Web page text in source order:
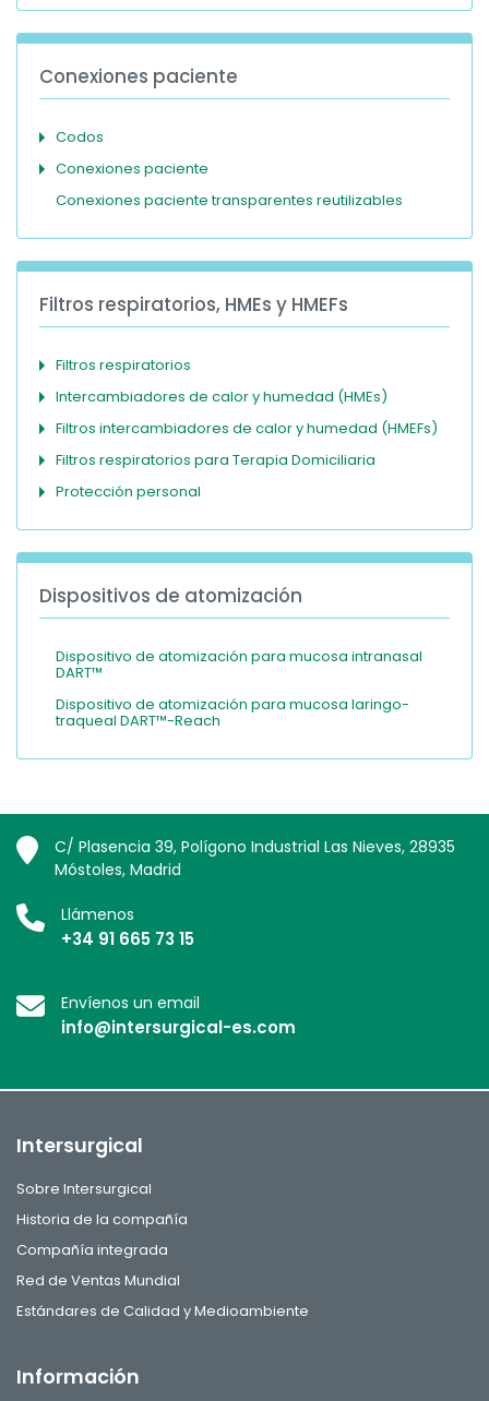
Conexiones paciente
Codos
Conexiones paciente
Conexiones paciente transparentes reutilizables
Filtros respiratorios, HMEs y HMEFs
Filtros respiratorios
Intercambiadores de calor y humedad (HMEs)
Filtros intercambiadores de calor y humedad (HMEFs)
Filtros respiratorios para Terapia Domiciliaria
Protección personal
Dispositivos de atomización
Dispositivo de atomización para mucosa intranasal
DART™
Dispositivo de atomización para mucosa laringo-
traqueal DART™-Reach
C/ Plasencia 39, Polígono Industrial Las Nieves, 28935
Móstoles, Madrid
Llámenos
+34 91 665 73 15
Envíenos un email
info@intersurgical-es.com
Intersurgical
Sobre Intersurgical
Historia de la compañía
Compañía integrada
Red de Ventas Mundial
Estándares de Calidad y Medioambiente
Información